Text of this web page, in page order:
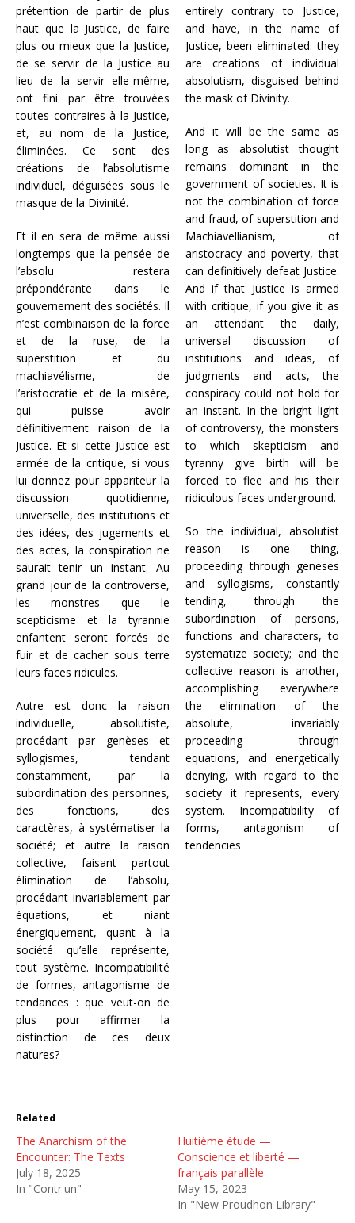
prétention de partir de plus
haut que la Justice, de faire
plus ou mieux que la Justice,
de se servir de la Justice au
lieu de la servir elle-même,
ont fini par être trouvées
toutes contraires à la Justice,
et, au nom de la Justice,
éliminées. Ce sont des
créations de l’absolutisme
individuel, déguisées sous le
masque de la Divinité.
Et il en sera de même aussi
longtemps que la pensée de
l’absolu restera
prépondérante dans le
gouvernement des sociétés. Il
n’est combinaison de la force
et de la ruse, de la
superstition et du
machiavélisme, de
l’aristocratie et de la misère,
qui puisse avoir
définitivement raison de la
Justice. Et si cette Justice est
armée de la critique, si vous
lui donnez pour appariteur la
discussion quotidienne,
universelle, des institutions et
des idées, des jugements et
des actes, la conspiration ne
saurait tenir un instant. Au
grand jour de la controverse,
les monstres que le
scepticisme et la tyrannie
enfantent seront forcés de
fuir et de cacher sous terre
leurs faces ridicules.
Autre est donc la raison
individuelle, absolutiste,
procédant par genèses et
syllogismes, tendant
constamment, par la
subordination des personnes,
des fonctions, des
caractères, à systématiser la
société; et autre la raison
collective, faisant partout
élimination de l’absolu,
procédant invariablement par
équations, et niant
énergiquement, quant à la
société qu’elle représente,
tout système. Incompatibilité
de formes, antagonisme de
tendances : que veut-on de
plus pour affirmer la
distinction de ces deux
natures?
entirely contrary to Justice,
and have, in the name of
Justice, been eliminated. they
are creations of individual
absolutism, disguised behind
the mask of Divinity.
And it will be the same as
long as absolutist thought
remains dominant in the
government of societies. It is
not the combination of force
and fraud, of superstition and
Machiavellianism, of
aristocracy and poverty, that
can definitively defeat Justice.
And if that Justice is armed
with critique, if you give it as
an attendant the daily,
universal discussion of
institutions and ideas, of
judgments and acts, the
conspiracy could not hold for
an instant. In the bright light
of controversy, the monsters
to which skepticism and
tyranny give birth will be
forced to flee and his their
ridiculous faces underground.
So the individual, absolutist
reason is one thing,
proceeding through geneses
and syllogisms, constantly
tending, through the
subordination of persons,
functions and characters, to
systematize society; and the
collective reason is another,
accomplishing everywhere
the elimination of the
absolute, invariably
proceeding through
equations, and energetically
denying, with regard to the
society it represents, every
system. Incompatibility of
forms, antagonism of
tendencies
Related
The Anarchism of the
Encounter: The Texts
July 18, 2025
In "Contr'un"
Huitième étude —
Conscience et liberté —
français parallèle
May 15, 2023
In "New Proudhon Library"